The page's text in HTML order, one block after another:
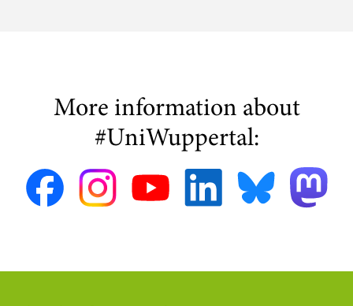
More information about
#UniWuppertal: